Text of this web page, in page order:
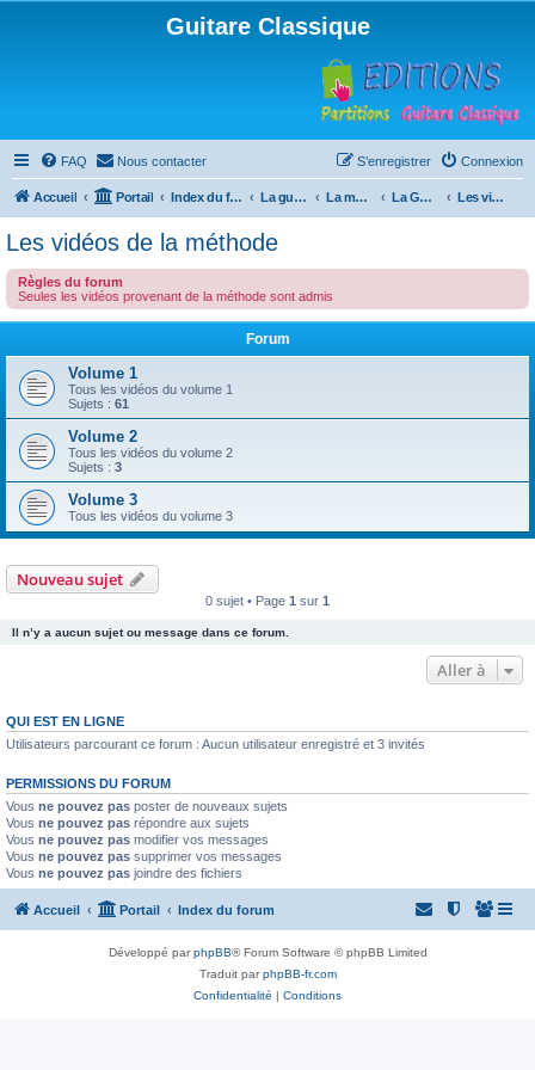
Guitare Classique
FAQ Nous contacter Connexion
S’enregistrer
Accueil Portail Index du forum La guitare : instrument, cours et théorie La méthode à Paulo La Guitare, Paulo da Fontoura Les vidéos de la méthode
Les vidéos de la méthode
Règles du forum
Seules les vidéos provenant de la méthode sont admis
Forum
Volume 1
Tous les vidéos du volume 1
Sujets : 61
Volume 2
Tous les vidéos du volume 2
Sujets : 3
Volume 3
Tous les vidéos du volume 3
Nouveau sujet
0 sujet • Page 1 sur 1
Il n’y a aucun sujet ou message dans ce forum.
Aller à
QUI EST EN LIGNE
Utilisateurs parcourant ce forum : Aucun utilisateur enregistré et 3 invités
PERMISSIONS DU FORUM
Vous ne pouvez pas poster de nouveaux sujets
Vous ne pouvez pas répondre aux sujets
Vous ne pouvez pas modifier vos messages
Vous ne pouvez pas supprimer vos messages
Vous ne pouvez pas joindre des fichiers
Accueil Portail Index du forum
Développé parphpBB® Forum Software © phpBB Limited
Traduit parphpBB-fr.com
Confidentialité | Conditions